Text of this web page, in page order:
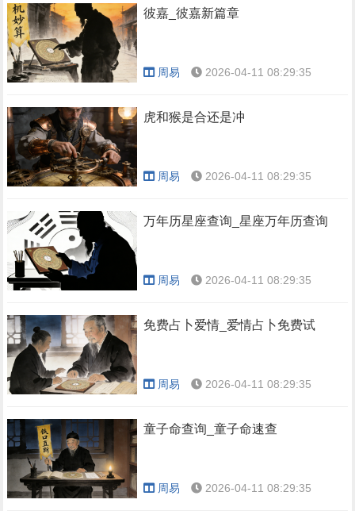
彼嘉_彼嘉新篇章
周易 2026-04-11 08:29:35
虎和猴是合还是冲
周易 2026-04-11 08:29:35
万年历星座查询_星座万年历查询
周易 2026-04-11 08:29:35
免费占卜爱情_爱情占卜免费试
周易 2026-04-11 08:29:35
童子命查询_童子命速查
周易 2026-04-11 08:29:35